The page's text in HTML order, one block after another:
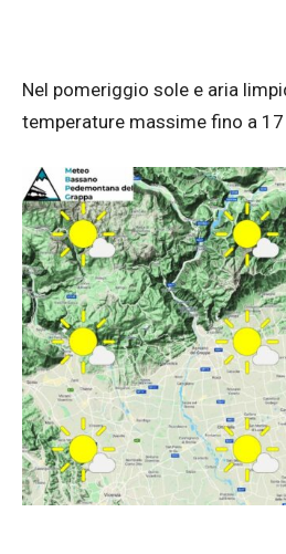
Nel pomeriggio sole e aria
temperature massime fino a